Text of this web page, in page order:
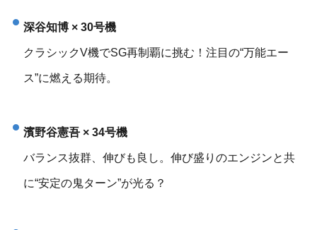
深谷知博 × 30号機
クラシックV機でSG再制覇に挑む！注目の“万能エー
ス”に燃える期待。
濱野谷憲吾 × 34号機
バランス抜群、伸びも良し。伸び盛りのエンジンと共
に“安定の鬼ターン”が光る？